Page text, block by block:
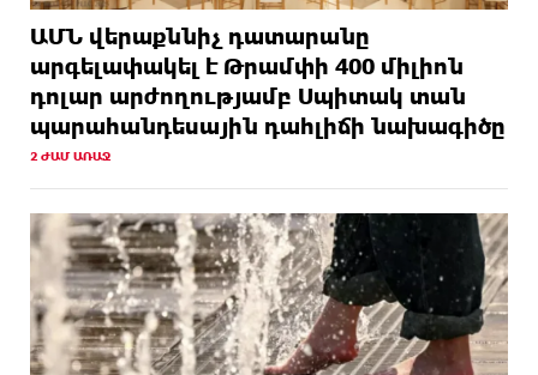
ԱՄՆ վերաքննիչ դատարանը
արգելափակել է Թրամփի 400 միլիոն
դոլար արժողությամբ Սպիտակ տան
պարահանդեսային դահլիճի նախագիծը
2 ԺԱՄ ԱՌԱՋ